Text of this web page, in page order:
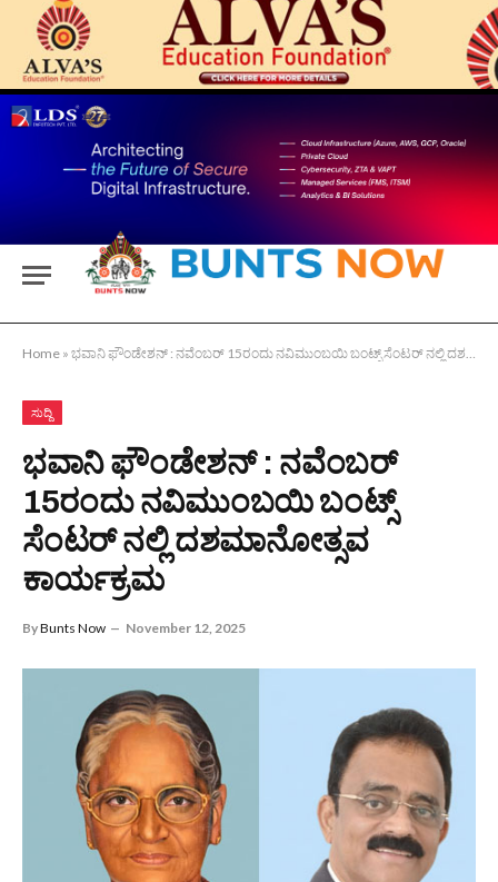
Home » ಭವಾನಿ ಫೌಂಡೇಶನ್ : ನವೆಂಬರ್ 15ರಂದು ನವಿಮುಂಬಯಿ ಬಂಟ್ಸ್ ಸೆಂಟರ್ ನಲ್ಲಿ ದಶಮಾನೋತ್ಸವ ಕಾರ್ಯಕ್ರಮ
ಸುದ್ದಿ
ಭವಾನಿ ಫೌಂಡೇಶನ್ : ನವೆಂಬರ್
15ರಂದು ನವಿಮುಂಬಯಿ ಬಂಟ್ಸ್
ಸೆಂಟರ್ ನಲ್ಲಿ ದಶಮಾನೋತ್ಸವ
ಕಾರ್ಯಕ್ರಮ
ByBunts Now November 12, 2025